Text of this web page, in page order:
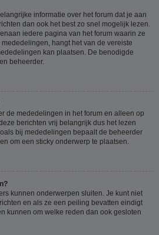
informatie over het forum dat je aan
dan ook het best zo snel mogelijk lezen.
iedere pagina van het forum waarin ze
hangt het van de vereiste
kan plaatsen. De benodigde
beheerder.
de mededelingen in het forum en alleen op
berichten vrij belangrijk dus het lezen
bij mededelingen bepaalt de beheerder
om een sticky onderwerp te plaatsen.
kunnen onderwerpen sluiten. Je kunt niet
en als ze een peiling bevatten eindigt
kunnen om welke reden dan ook gesloten